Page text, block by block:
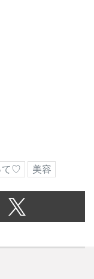
て♡ 美容